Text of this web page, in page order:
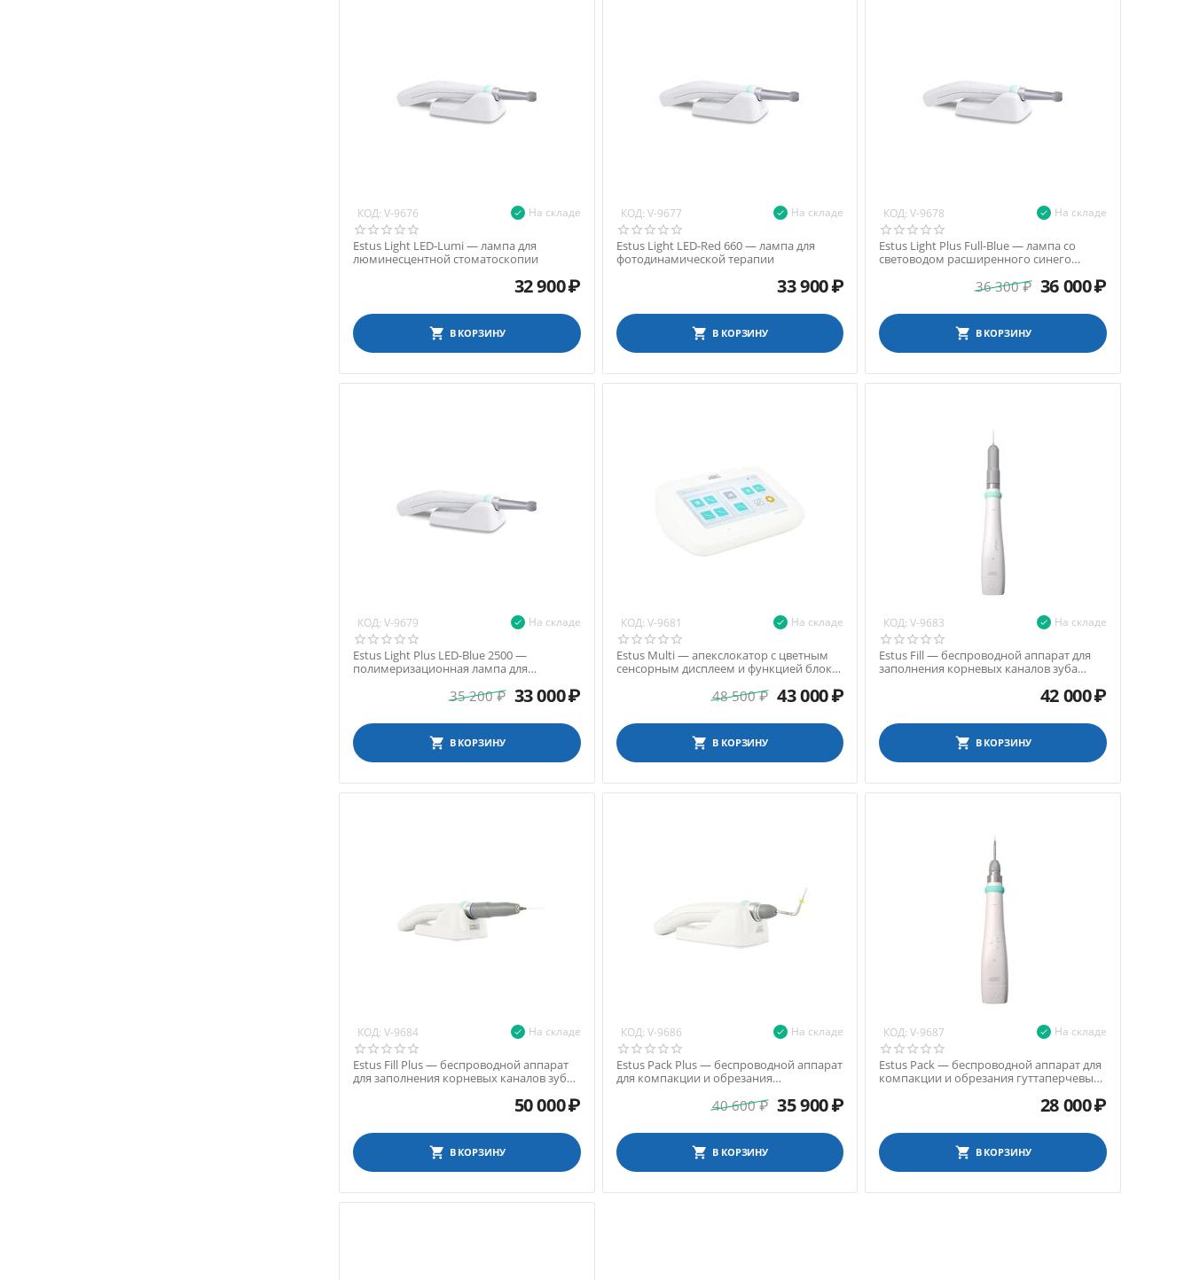
КОД: V-9676 На складе
Estus Light LED-Lumi — лампа для
люминесцентной стоматоскопии
32 900₽
В КОРЗИНУ
КОД: V-9677 На складе
Estus Light LED-Red 660 — лампа для
фотодинамической терапии
33 900₽
В КОРЗИНУ
КОД: V-9678 На складе
Estus Light Plus Full-Blue — лампа со
световодом расширенного синего
36 300 ₽ 36 000₽
В КОРЗИНУ
КОД: V-9679 На складе
Estus Light Plus LED-Blue 2500 —
полимеризационная лампа для
35 200 ₽ 33 000₽
В КОРЗИНУ
КОД: V-9681 На складе
Estus Multi — апекслокатор с цветным
сенсорным дисплеем и функцией блока
48 500 ₽ 43 000₽
В КОРЗИНУ
КОД: V-9683 На складе
Estus Fill — беспроводной аппарат для
заполнения корневых каналов зуба
42 000₽
В КОРЗИНУ
КОД: V-9684 На складе
Estus Fill Plus — беспроводной аппарат
для заполнения корневых каналов зуба
50 000₽
В КОРЗИНУ
КОД: V-9686 На складе
Estus Pack Plus — беспроводной аппарат
для компакции и обрезания
40 600 ₽ 35 900₽
В КОРЗИНУ
КОД: V-9687 На складе
Estus Pack — беспроводной аппарат для
компакции и обрезания гуттаперчевых
28 000₽
В КОРЗИНУ